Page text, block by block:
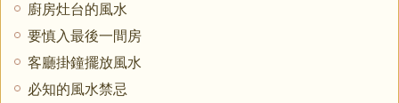
廚房灶台的風水
要慎入最後一間房
客廳掛鐘擺放風水
必知的風水禁忌